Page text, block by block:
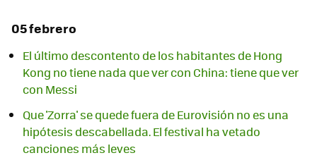
05 febrero
El último descontento de los habitantes de Hong
Kong no tiene nada que ver con China: tiene que ver
con Messi
Que 'Zorra' se quede fuera de Eurovisión no es una
hipótesis descabellada. El festival ha vetado
canciones más leves